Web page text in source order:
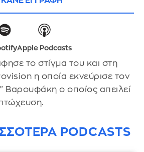
Apple Podcasts
το στίγμα του και στη
η οποία εκνεύρισε τον
Βαρουφάκη ο οποίος απειλεί
PODCASTS